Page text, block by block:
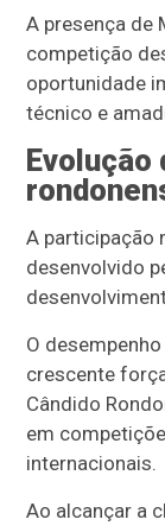
A presença de
competição
oportunidade
técnico e
Evolução
A participação
desenvolvido
O
crescente
Cândido
em
internacionais.
Ao alcançar a